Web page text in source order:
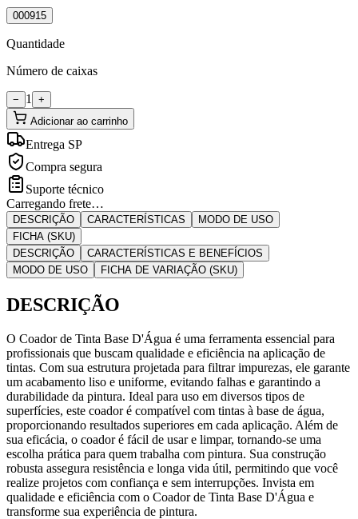
000915
Quantidade
Número de caixas
− 1
+
Adicionar ao carrinho
Entrega SP
Compra segura
Suporte técnico
Carregando frete…
DESCRIÇÃO CARACTERÍSTICAS
MODO DE USO
FICHA (SKU)
DESCRIÇÃO
CARACTERÍSTICAS E BENEFÍCIOS
MODO DE USO
FICHA DE VARIAÇÃO (SKU)
DESCRIÇÃO
O Coador de Tinta Base D'Água é uma ferramenta essencial para
profissionais que buscam qualidade e eficiência na aplicação de
tintas. Com sua estrutura projetada para filtrar impurezas, ele garante
um acabamento liso e uniforme, evitando falhas e garantindo a
durabilidade da pintura. Ideal para uso em diversos tipos de
superfícies, este coador é compatível com tintas à base de água,
proporcionando resultados superiores em cada aplicação. Além de
sua eficácia, o coador é fácil de usar e limpar, tornando-se uma
escolha prática para quem trabalha com pintura. Sua construção
robusta assegura resistência e longa vida útil, permitindo que você
realize projetos com confiança e sem interrupções. Invista em
qualidade e eficiência com o Coador de Tinta Base D'Água e
transforme sua experiência de pintura.